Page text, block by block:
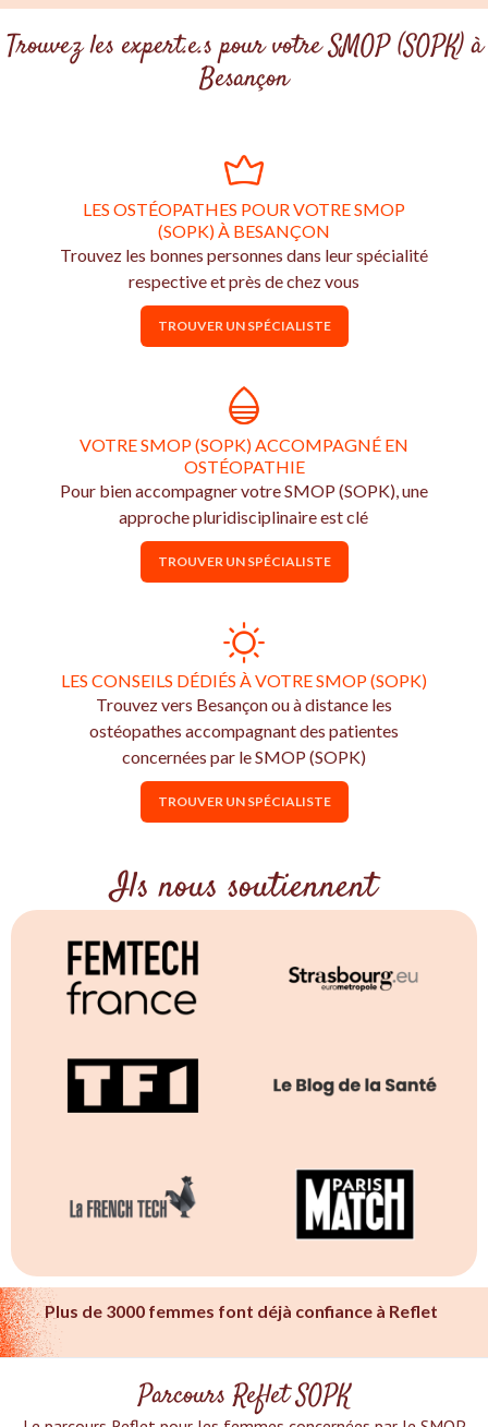
Trouvez les expert.e.s pour votre SMOP (SOPK) à
Besançon
LES OSTÉOPATHES POUR VOTRE SMOP
(SOPK) À BESANÇON
Trouvez les bonnes personnes dans leur spécialité
respective et près de chez vous
TROUVER UN SPÉCIALISTE
VOTRE SMOP (SOPK) ACCOMPAGNÉ EN
OSTÉOPATHIE
Pour bien accompagner votre SMOP (SOPK), une
approche pluridisciplinaire est clé
TROUVER UN SPÉCIALISTE
LES CONSEILS DÉDIÉS À VOTRE SMOP (SOPK)
Trouvez vers Besançon ou à distance les
ostéopathes accompagnant des patientes
concernées par le SMOP (SOPK)
TROUVER UN SPÉCIALISTE
Ils nous soutiennent
Plus de 3000 femmes font déjà confiance à Reflet
Parcours Reflet SOPK